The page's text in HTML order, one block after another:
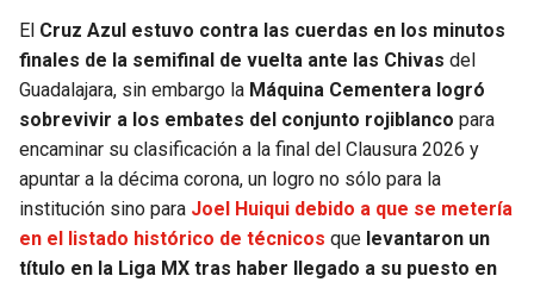
PACKERS
VIKINGS
FALCONS
PANTHERS
TIMBERWOLVES
THUNDER
TRAIL BLAZERS
JAZZ
El Cruz Azul estuvo contra las cuerdas en los minutos
finales de la semifinal de vuelta ante las Chivas del
Guadalajara, sin embargo la Máquina Cementera logró
sobrevivir a los embates del conjunto rojiblanco para
encaminar su clasificación a la final del Clausura 2026 y
apuntar a la décima corona, un logro no sólo para la
institución sino para Joel Huiqui debido a que se metería
en el listado histórico de técnicos que levantaron un
título en la Liga MX tras haber llegado a su puesto en